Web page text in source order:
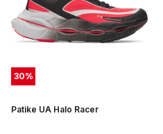
30%
Patike UA Halo Racer